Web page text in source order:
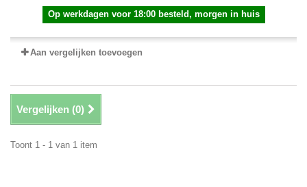
Op werkdagen voor 18:00 besteld, morgen in huis
Aan vergelijken toevoegen
Vergelijken (0)
Toont 1 - 1 van 1 item